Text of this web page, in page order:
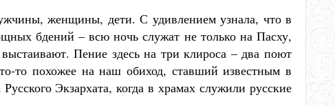
женщины, дети. С удивлением узнала, что в
бдений – всю ночь служат не только на Пасху,
Пение здесь на три клироса – два поют
то похожее на наш обиход, ставший известным в
Экзархата, когда в храмах служили русские